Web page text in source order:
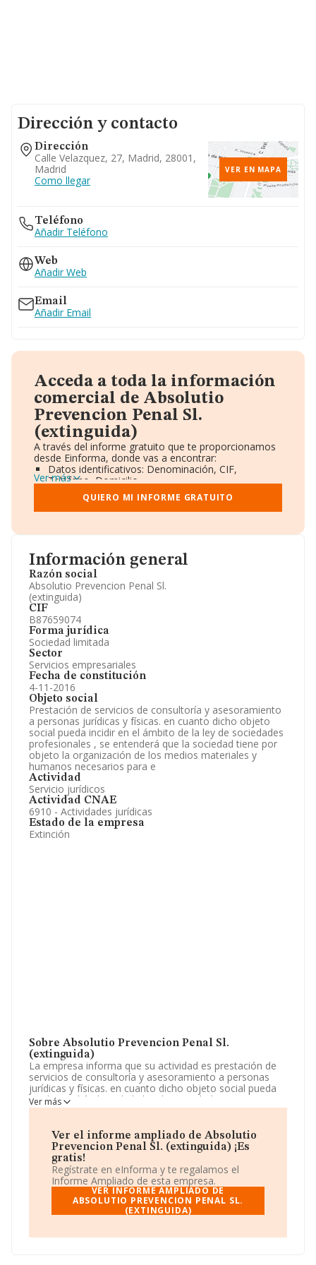
Información general
Razón social
Absolutio Prevencion Penal Sl.
(extinguida)
CIF
B87659074
Forma jurídica
Sociedad limitada
Sector
Servicios empresariales
Fecha de constitución
4-11-2016
Objeto social
Prestación de servicios de consultoría y asesoramiento
a personas jurídicas y físicas. en cuanto dicho objeto
social pueda incidir en el ámbito de la ley de sociedades
profesionales , se entenderá que la sociedad tiene por
objeto la organización de los medios materiales y
humanos necesarios para e
Actividad
Servicio jurídicos
Actividad CNAE
6910 - Actividades jurídicas
Estado de la empresa
Extinción
Sobre Absolutio Prevencion Penal Sl.
(extinguida)
La empresa informa que su actividad es prestación de
servicios de consultoría y asesoramiento a personas
jurídicas y físicas. en cuanto dicho objeto social pueda
incidir en el ámbito de la ley de sociedades
profesionales, se entenderá que la sociedad tiene por
humanos necesarios para e. La empresa es una
Sociedad Limitada. La actividad de referencia CNAE
corresponde a 'Actividades jurídicas', cuyo Código es
6910. La empresa no tiene actividad en mercados
exteriores.
La sociedad española Absolutio Prevencion Penal
S.L. (extinguida), NIF B87659074, está situada en
Ver más
Ver el informe ampliado de Absolutio
Prevencion Penal Sl. (extinguida) ¡Es
gratis!
Regístrate en eInforma y te regalamos el
Informe Ampliado de esta empresa.
VER INFORME AMPLIADO DE
ABSOLUTIO PREVENCION PENAL SL.
(EXTINGUIDA)
Dirección y contacto
Dirección
Calle Velazquez, 27, Madrid, 28001,
Madrid
Como llegar
VER EN MAPA
Teléfono
Añadir Teléfono
Web
Añadir Web
Email
Añadir Email
Acceda a toda la información
comercial de Absolutio
Prevencion Penal Sl.
(extinguida)
A través del informe gratuito que te proporcionamos
desde Einforma, donde vas a encontrar:
Datos identificativos: Denominación, CIF,
Teléfono, Domicilio.
Informe Mercantil Completo (BORME).
Gráficos de Evolución Ventas y Empleados.
Consejo de Administración y Administradores.
Accionistas.
Artículos de prensa publicados sobre la empresa.
Información oficial y registral complementaria.
Ver más
QUIERO MI INFORME GRATUITO